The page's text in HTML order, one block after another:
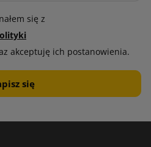
się z
akceptuję ich postanowienia.